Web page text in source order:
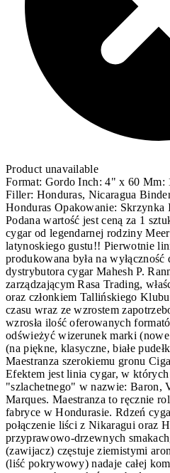
Product unavailable
Format: Gordo Inch: 4" x 60 Mm:
Filler: Honduras, Nicaragua
Honduras Opakowanie:
Podana wartość jest ceną za 1
cygar od legendarnej rodziny
latynoskiego gustu!! Pierwotnie
produkowana była na
dystrybutora cygar Mahesh P.
zarządzającym Rasa Trading,
oraz członkiem Tallińskiego
czasu wraz ze wzrostem
wzrosła ilość oferowanych
odświeżyć wizerunek marki
(na piękne, klasyczne, białe
Maestranza szerokiemu gronu
Efektem jest linia cygar, w
"szlachetnego" w nazwie: Baron,
Marques. Maestranza to ręcznie
fabryce w Hondurasie. Rdzeń
połączenie liści z Nikaragui oraz
przyprawowo-drzewnych
(zawijacz) częstuje ziemistymi
(liść pokrywowy) nadaje całej